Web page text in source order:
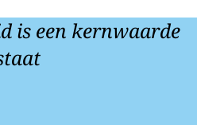
is een kernwaarde